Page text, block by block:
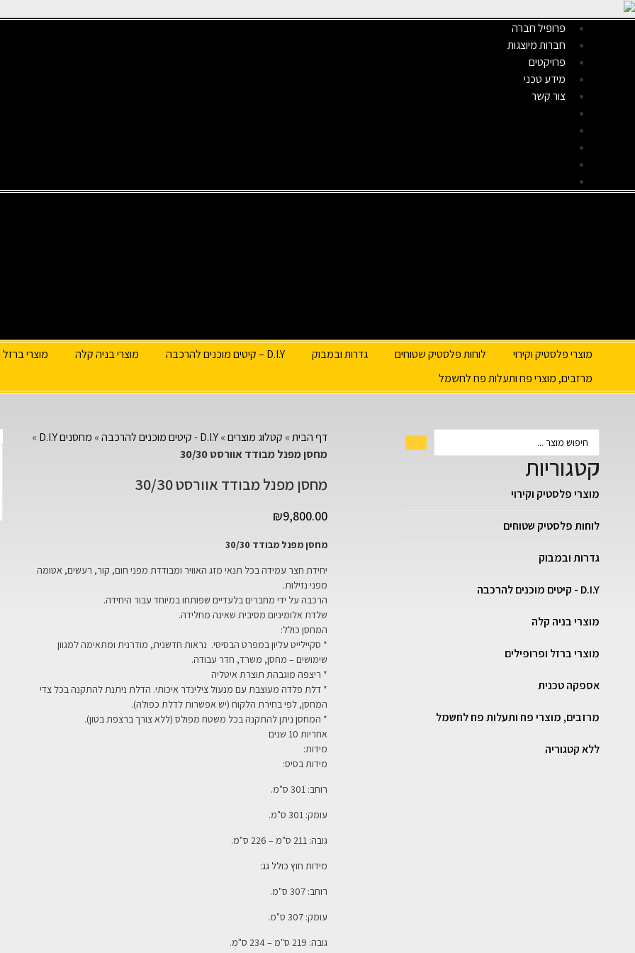
פרופיל חברה
חברות מיוצגות
פרויקטים
מידע טכני
צור קשר
מוצרי פלסטיק וקירוי לוחות פלסטיק שטוחים גדרות ובמבוק D.I.Y – קיטים מוכנים להרכבה מוצרי בניה קלה מוצרי ברזל
מרזבים, מוצרי פח ותעלות פח לחשמל
קטגוריות
מוצרי פלסטיק וקירוי
לוחות פלסטיק שטוחים
גדרות ובמבוק
D.I.Y - קיטים מוכנים להרכבה
מוצרי בניה קלה
מוצרי ברזל ופרופילים
אספקה טכנית
מרזבים, מוצרי פח ותעלות פח לחשמל
ללא קטגוריה
דף הבית» קטלוג מוצרים»D.I.Y - קיטים מוכנים להרכבה » מחסנים D.I.Y
»
מחסן מפנל מבודד אוורסט 30/30
מחסן מפנל מבודד אוורסט 30/30
₪9,800.00
מחסן מפנל מבודד 30/30
יחידת חצר עמידה בכל תנאי מזג האוויר ומבודדת מפני חום, קור, רעשים, אטומה
מפני נזילות.
הרכבה על ידי מחברים בלעדיים שפותחו במיוחד עבור היחידה.
שלדת אלומיניום מסיבית שאינה מחלידה.
המחסן כולל:
* סקיילייט עליון במפרט הבסיסי. נראות חדשנית, מודרנית ומתאימה למגוון
שימושים – מחסן, משרד, חדר עבודה.
* ריצפה מוגבהת תוצרת איטליה
* דלת פלדה מעוצבת עם מנעול צילינדר איכותי. הדלת ניתנת להתקנה בכל צדי
המחסן, לפי בחירת הלקוח (יש אפשרות לדלת כפולה).
* המחסן ניתן להתקנה בכל משטח מפולס (ללא צורך ברצפת בטון).
אחריות 10 שנים
מידות:
מידות בסיס:
רוחב: 301 ס"מ.
עומק: 301 ס"מ.
גובה: 211 ס"מ – 226 ס"מ.
מידות חוץ כולל גג:
רוחב: 307 ס"מ.
עומק: 307 ס"מ.
גובה: 219 ס"מ – 234 ס"מ.